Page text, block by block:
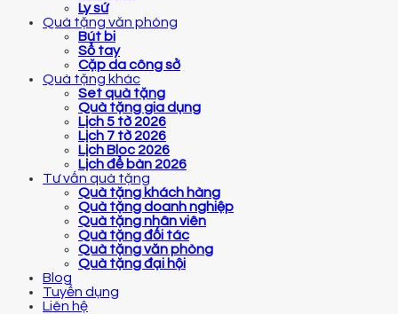
Ly sứ
Quà tặng văn phòng
Bút bi
Sổ tay
Cặp da công sở
Quà tặng khác
Set quà tặng
Quà tặng gia dụng
Lịch 5 tờ 2026
Lịch 7 tờ 2026
Lịch Bloc 2026
Lịch để bàn 2026
Tư vấn quà tặng
Quà tặng khách hàng
Quà tặng doanh nghiệp
Quà tặng nhân viên
Quà tặng đối tác
Quà tặng văn phòng
Quà tặng đại hội
Blog
Tuyển dụng
Liên hệ